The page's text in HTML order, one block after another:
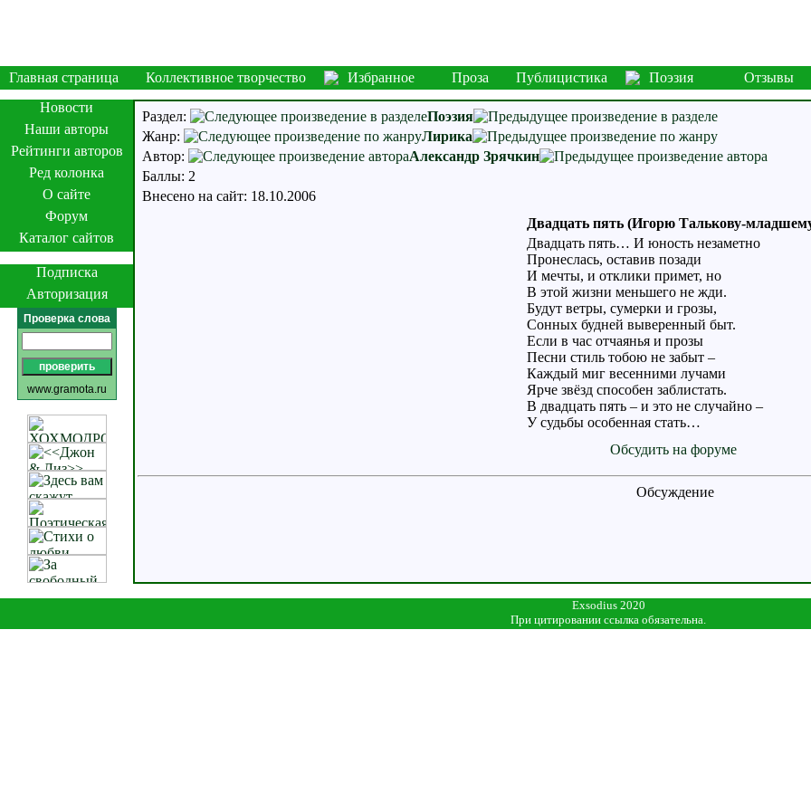
Главная страница Коллективное творчество Избранное Проза Публицистика Поэзия Отзывы
Новости
Наши авторы
Рейтинги авторов
Ред колонка
О сайте
Форум
Каталог сайтов
Подписка
Авторизация
Проверка слова
www.gramota.ru
Раздел:
Поэзия
Жанр:
Лирика
Автор:
Александр Зрячкин
Баллы: 2
Внесено на сайт: 18.10.2006
Двадцать пять (Игорю Талькову-
Двадцать пять… И юность незаметно
Пронеслась, оставив позади
И мечты, и отклики примет, но
В этой жизни меньшего не жди.
Будут ветры, сумерки и грозы,
Сонных будней выверенный быт.
Если в час отчаянья и прозы
Песни стиль тобою не забыт –
Каждый миг весенними лучами
Ярче звёзд способен заблистать.
В двадцать пять – и это не случайно –
У судьбы особенная стать…
Обсудить на форуме
Обсуждение
Exsodius 2020
При цитировании ссылка обязательна.